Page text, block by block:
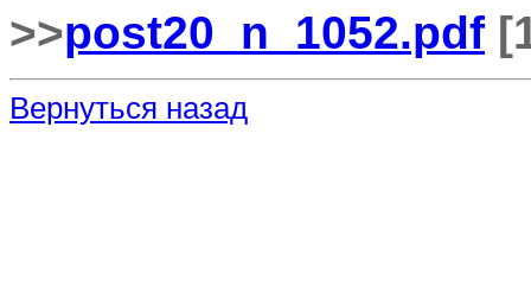
>>post20_n_1052.pdf
Вернуться назад